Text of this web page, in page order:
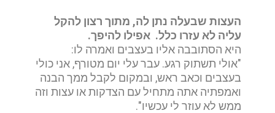
העצות שבעלה נתן לה, מתוך רצון להקל
עליה לא עזרו כלל. אפילו להיפך.
היא הסתובבה אליו בעצבים ואמרה לו:
"אולי תשתוק רגע. עבר עלי יום מטורף, אני כולי
בעצבים וכאב ראש, ובמקום לקבל ממך הבנה
ואמפתיה אתה מתחיל עם הצדקות או עצות וזה
ממש לא עוזר לי עכשיו".